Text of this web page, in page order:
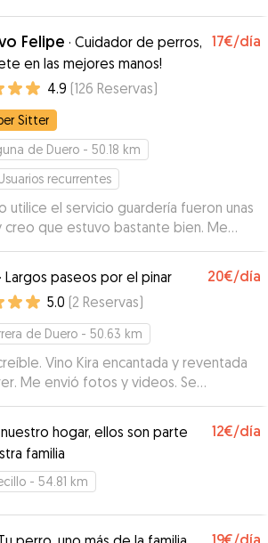
Felipe · Cuidador de perros,
en las mejores manos!
17€/día
4.9 (126 Reservas)
Sitter
de Duero - 50.18 km
recurrentes
utilice el servicio guardería fueron unas
creo que estuvo bastante bien. Me
fotos en los que vi que mi perrita
con lo cual muy contentos. ”
· Largos paseos por el pinar 20€/día
5.0 (2 Reservas)
de Duero - 50.63 km
Vino Kira encantada y reventada
Me envió fotos y videos. Se
en un lugar maravilloso para que
jueguen los perrines. Sin lugar a dudas,
”
nuestro hogar, ellos son parte
familia
12€/día
- 54.81 km
19€/día